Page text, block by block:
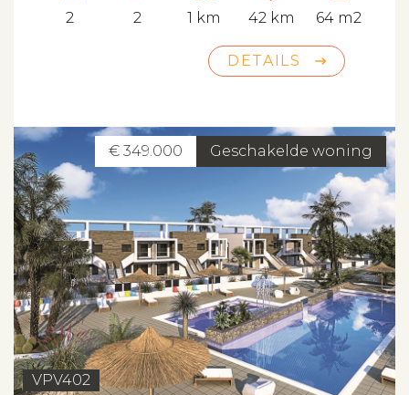
2 2 1 km 42 km 64 m2
DETAILS
Geschakelde woning
€ 349.000
VPV402